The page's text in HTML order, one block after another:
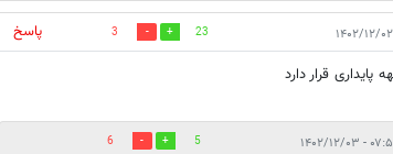
23
3
پاسخ
قرار دارد
۱۴۰۲/۱۲/۰۳ 5
6